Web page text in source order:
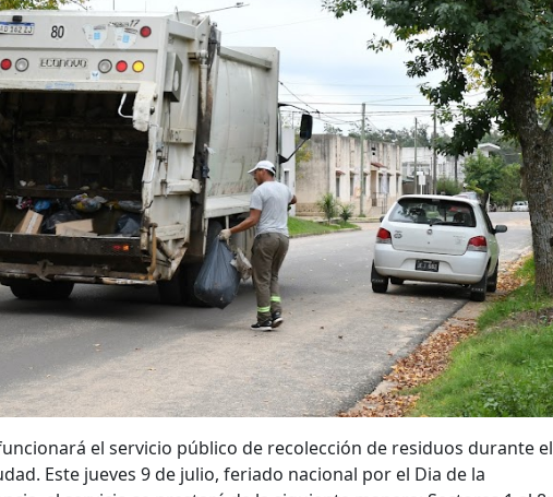
el servicio público de recolección de residuos durante el
Este jueves 9 de julio, feriado nacional por el Dia de la